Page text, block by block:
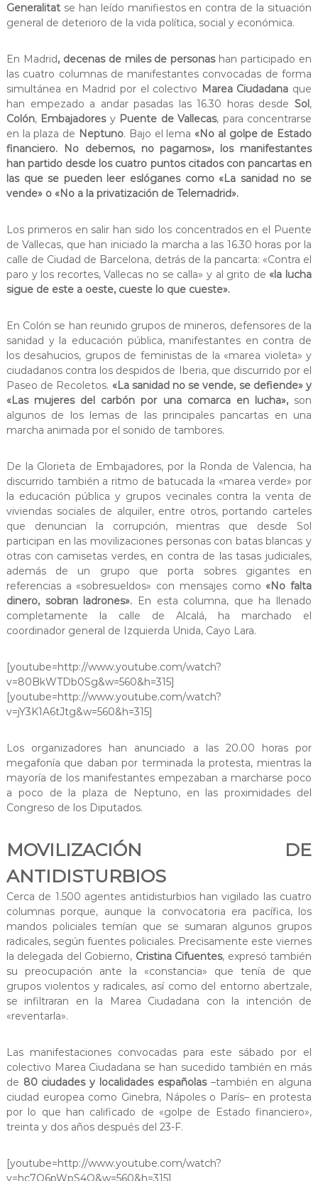
Generalitatse han leído manifiestos en contra de la situación
general de deterioro de la vida política, social y económica.
En Madrid, decenas de miles de personashan participado en
las cuatro columnas de manifestantes convocadas de forma
simultánea en Madrid por el colectivo Marea Ciudadana que
han empezado a andar pasadas las 16.30 horas desdeSol,
Colón, Embajadoresy Puente de Vallecas, para concentrarse
en la plaza de Neptuno. Bajo el lema«No al golpe de Estado
financiero. No debemos, no pagamos», los manifestantes
han partido desde los cuatro puntos citados con pancartas en
las que se pueden leer eslóganes como «La sanidad no se
vende» o «No a la privatización de Telemadrid».
Los primeros en salir han sido los concentrados en el Puente
de Vallecas, que han iniciado la marcha a las 16.30 horas por la
calle de Ciudad de Barcelona, detrás de la pancarta: «Contra el
paro y los recortes, Vallecas no se calla» y al grito de«la lucha
sigue de este a oeste, cueste lo que cueste».
En Colón se han reunido grupos de mineros, defensores de la
sanidad y la educación pública, manifestantes en contra de
los desahucios, grupos de feministas de la «marea violeta» y
ciudadanos contra los despidos de Iberia, que discurrido por el
Paseo de Recoletos. «La sanidad no se vende, se defiende» y
«Las mujeres del carbón por una comarca en lucha»,son
algunos de los lemas de las principales pancartas en una
marcha animada por el sonido de tambores.
De la Glorieta de Embajadores, por la Ronda de Valencia, ha
discurrido también a ritmo de batucada la «marea verde» por
la educación pública y grupos vecinales contra la venta de
viviendas sociales de alquiler, entre otros, portando carteles
que denuncian la corrupción, mientras que desde Sol
participan en las movilizaciones personas con batas blancas y
otras con camisetas verdes, en contra de las tasas judiciales,
además de un grupo que porta sobres gigantes en
referencias a «sobresueldos» con mensajes como «No falta
dinero, sobran ladrones». En esta columna, que ha llenado
completamente la calle de Alcalá, ha marchado el
coordinador general de Izquierda Unida, Cayo Lara.
[youtube=http://www.youtube.com/watch?
v=80BkWTDb0Sg&w=560&h=315]
[youtube=http://www.youtube.com/watch?
v=jY3K1A6tJtg&w=560&h=315]
Los organizadores han anunciado a las 20.00 horas por
megafonía que daban por terminada la protesta, mientras la
mayoría de los manifestantes empezaban a marcharse poco
a poco de la plaza de Neptuno, en las proximidades del
Congreso de los Diputados.
MOVILIZACIÓN DE
ANTIDISTURBIOS
Cerca de 1.500 agentes antidisturbios han vigilado las cuatro
columnas porque, aunque la convocatoria era pacífica, los
mandos policiales temían que se sumaran algunos grupos
radicales, según fuentes policiales. Precisamente este viernes
la delegada del Gobierno, Cristina Cifuentes, expresó también
su preocupación ante la «constancia» que tenía de que
grupos violentos y radicales, así como del entorno abertzale,
se infiltraran en la Marea Ciudadana con la intención de
«reventarla».
Las manifestaciones convocadas para este sábado por el
colectivo Marea Ciudadana se han sucedido también en más
de 80 ciudades y localidades españolas–también en alguna
ciudad europea como Ginebra, Nápoles o París– en protesta
por lo que han calificado de «golpe de Estado financiero»,
treinta y dos años después del 23-F.
[youtube=http://www.youtube.com/watch?
v=hc7O6pWpS4Q&w=560&h=315]